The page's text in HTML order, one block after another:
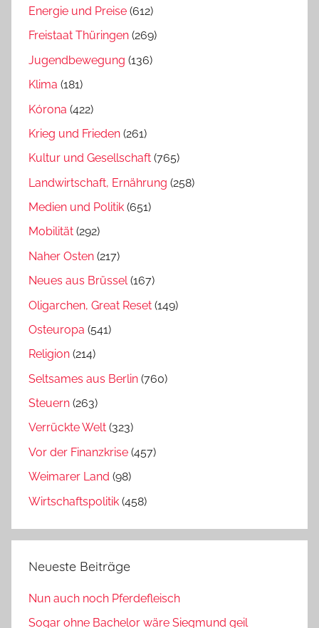
Energie und Preise (612)
Freistaat Thüringen (269)
Jugendbewegung (136)
Klima (181)
Kórona (422)
Krieg und Frieden (261)
Kultur und Gesellschaft (765)
Landwirtschaft, Ernährung (258)
Medien und Politik (651)
Mobilität (292)
Naher Osten (217)
Neues aus Brüssel(167)
Oligarchen, Great Reset (149)
Osteuropa (541)
Religion (214)
Seltsames aus Berlin (760)
Steuern (263)
Verrückte Welt (323)
Vor der Finanzkrise (457)
Weimarer Land (98)
Wirtschaftspolitik (458)
Neueste Beiträge
Nun auch noch Pferdefleisch
Sogar ohne Bachelor wäre Siegmund geil